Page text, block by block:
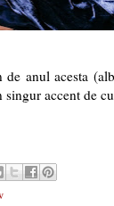
anul acesta
accent de